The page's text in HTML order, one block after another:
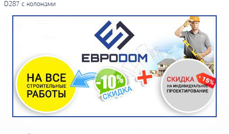
D287 с колонами